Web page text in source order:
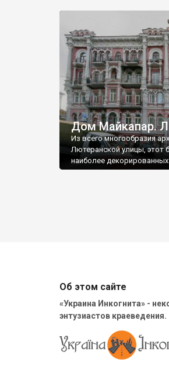
Дом Майкапар.
Из всего многообразия
Лютеранской улицы, этот
наиболее
многоярусным кремовым
главный дом усадьбы на
строители. Проект дома
Об этом сайте
«Украина Инкогнита» -
энтузиастов краеведения.